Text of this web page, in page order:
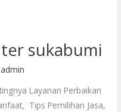
sukabumi
admin
Layanan Perbaikan
Tips Pemilihan Jasa,